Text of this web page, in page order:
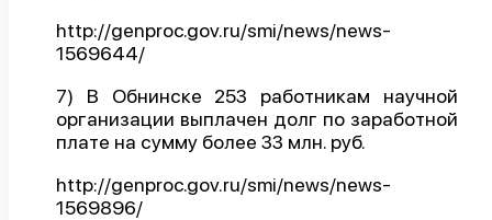
http://genproc.gov.ru/smi/news/news-
1569644/
7) В Обнинске 253 работникам научной
организации выплачен долг по заработной
плате на сумму более 33 млн. руб.
http://genproc.gov.ru/smi/news/news-
1569896/